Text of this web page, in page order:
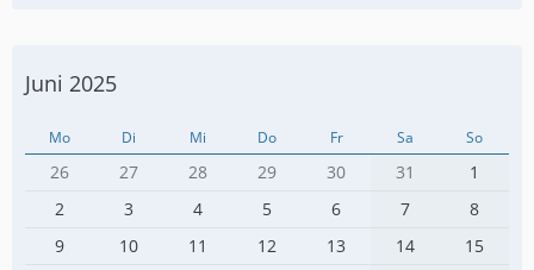
Juni 2025
Mo Di Mi Do Fr Sa So
26 27 28 29 30 31
1
2
3 4 5 6 7
8
9
10 11 12 13 14
15